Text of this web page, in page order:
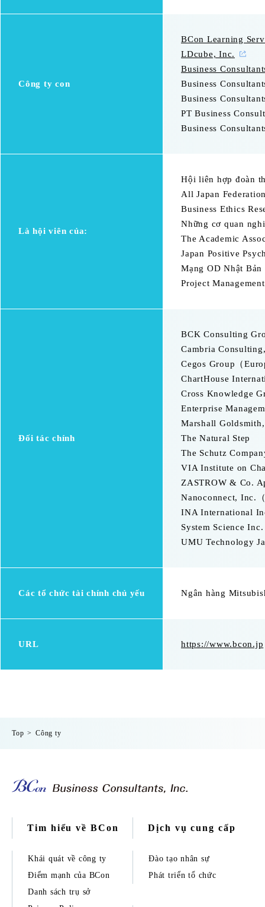
Công ty con
BCon Learning
LDcube, Inc.
Business
Business
Business
PT Business
Business
Là hội viên của:
Hội liên hợp đoàn
All Japan
Business Ethics
Những cơ quan
The Academic
Japan Positive
Mạng OD Nhật Bản
Project
Đối tác chính
BCK Consulting
Cambria
Cegos Group（
ChartHouse
Cross Knowledge
Enterprise
Marshall
The Natural Step
The Schutz
VIA Institute on
ZASTROW & Co.
Nanoconnect, Inc.
INA International
System Science
UMU Technology
Các tổ chức tài chính chủ yếu Ngân hàng
URL https://www.bcon.jp
Top Công ty
Tim hiểu về BCon
Khái quát về công ty
Điểm mạnh của BCon
Danh sách trụ sở
Dịch vụ cung cấp
Đào tạo nhân sự
Phát triển tổ chức